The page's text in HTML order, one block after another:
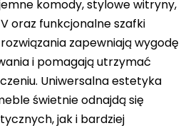
komody, stylowe witryny,
oraz funkcjonalne szafki
zapewniają wygodę
i pomagają utrzymać
Uniwersalna estetyka
świetnie odnajdą się
jak i bardziej